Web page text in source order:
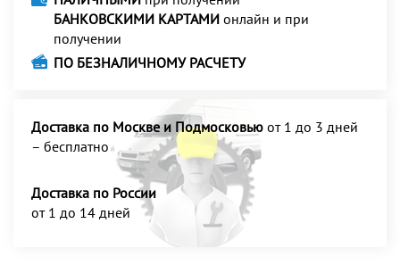
БАНКОВСКИМИ КАРТАМИ онлайн и при
получении
ПО БЕЗНАЛИЧНОМУ РАСЧЕТУ
Доставка по Москве и Подмосковью от 1 до 3 дней
– бесплатно
Доставка по России
от 1 до 14 дней